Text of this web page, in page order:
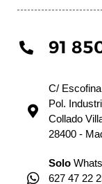
91
C/
Pol.
Collado
28400 -
Solo
627 47 22